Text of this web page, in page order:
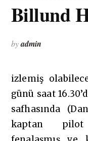
Billund
byadmin
izlemiş
günü saat
safhasında
kaptan pilot